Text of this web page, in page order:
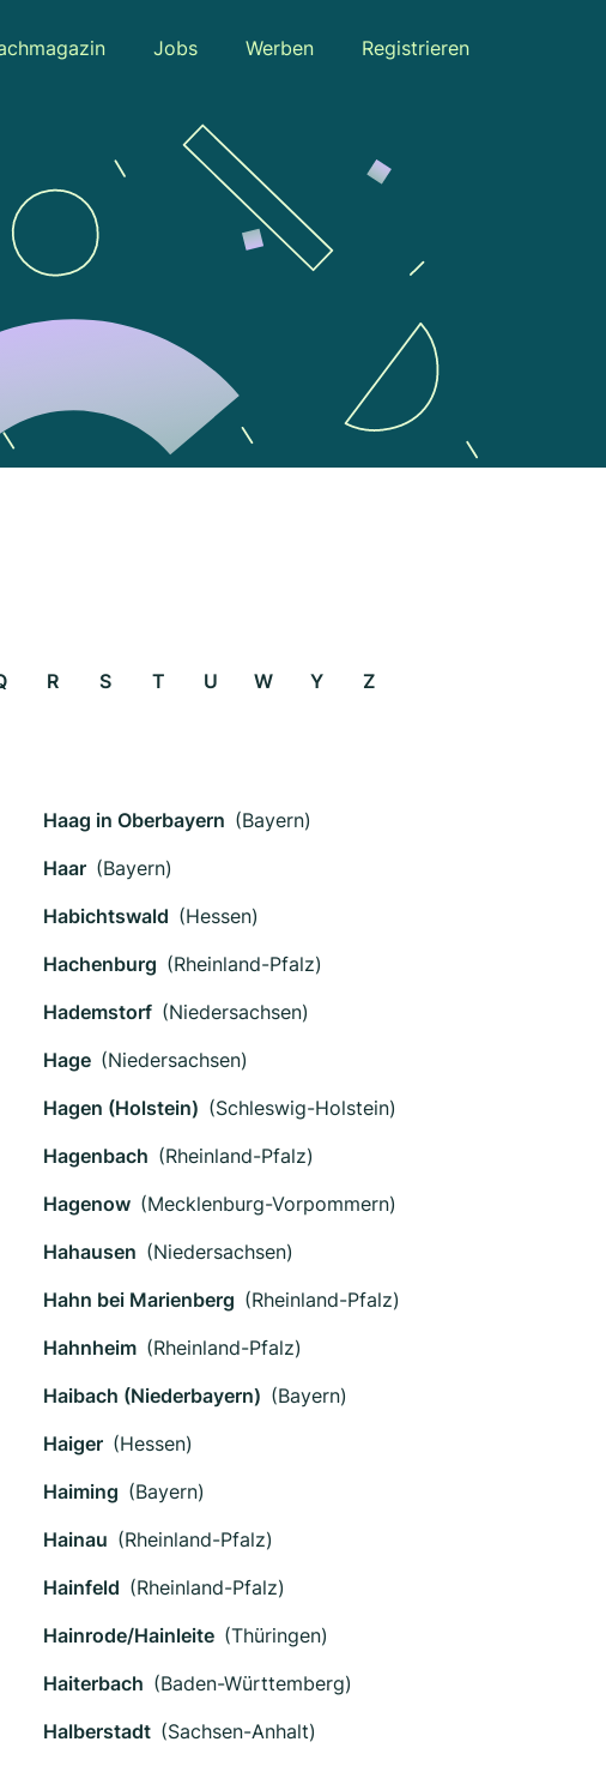
Jobs Werben Registrieren
R S T U W Y Z
Haag in Oberbayern (Bayern)
Haar (Bayern)
Habichtswald (Hessen)
Hachenburg (Rheinland-Pfalz)
Hademstorf (Niedersachsen)
Hage (Niedersachsen)
Hagen (Holstein) (Schleswig-Holstein)
Hagenbach (Rheinland-Pfalz)
Hagenow (Mecklenburg-Vorpommern)
Hahausen (Niedersachsen)
Hahn bei Marienberg (Rheinland-Pfalz)
Hahnheim (Rheinland-Pfalz)
Haibach (Niederbayern) (Bayern)
Haiger (Hessen)
Haiming (Bayern)
Hainau (Rheinland-Pfalz)
Hainfeld (Rheinland-Pfalz)
Hainrode/Hainleite (Thüringen)
Haiterbach (Baden-Württemberg)
Halberstadt (Sachsen-Anhalt)